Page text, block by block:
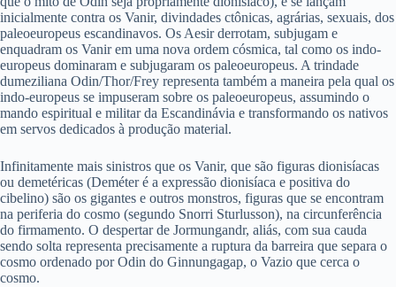
inicialmente contra os Vanir, divindades ctônicas, agrárias, sexuais, dos
paleoeuropeus escandinavos. Os Aesir derrotam, subjugam e
enquadram os Vanir em uma nova ordem cósmica, tal como os indo-
europeus dominaram e subjugaram os paleoeuropeus. A trindade
dumeziliana Odin/Thor/Frey representa também a maneira pela qual os
indo-europeus se impuseram sobre os paleoeuropeus, assumindo o
mando espiritual e militar da Escandinávia e transformando os nativos
em servos dedicados à produção material.
Infinitamente mais sinistros que os Vanir, que são figuras dionisíacas
ou demetéricas (Deméter é a expressão dionisíaca e positiva do
cibelino) são os gigantes e outros monstros, figuras que se encontram
na periferia do cosmo (segundo Snorri Sturlusson), na circunferência
do firmamento. O despertar de Jormungandr, aliás, com sua cauda
sendo solta representa precisamente a ruptura da barreira que separa o
cosmo ordenado por Odin do Ginnungagap, o Vazio que cerca o
cosmo.